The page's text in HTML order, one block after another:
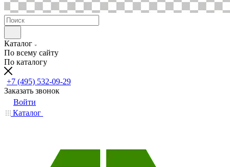
Каталог
По всему сайту
По каталогу
+7 (495) 532-09-29
Заказать звонок
Войти
Каталог